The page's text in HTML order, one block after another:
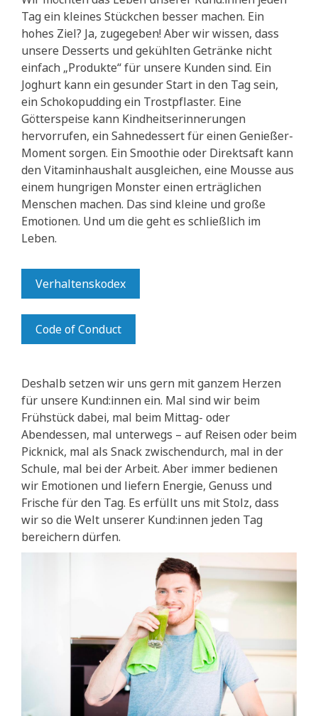
Tag ein kleines Stückchen besser machen. Ein
hohes Ziel? Ja, zugegeben! Aber wir wissen, dass
unsere Desserts und gekühlten Getränke nicht
einfach „Produkte“ für unsere Kunden sind. Ein
Joghurt kann ein gesunder Start in den Tag sein,
ein Schokopudding ein Trostpflaster. Eine
Götterspeise kann Kindheitserinnerungen
hervorrufen, ein Sahnedessert für einen Genießer-
Moment sorgen. Ein Smoothie oder Direktsaft kann
den Vitaminhaushalt ausgleichen, eine Mousse aus
einem hungrigen Monster einen erträglichen
Menschen machen. Das sind kleine und große
Emotionen. Und um die geht es schließlich im
Leben.
Verhaltenskodex
Code of Conduct
Deshalb setzen wir uns gern mit ganzem Herzen
für unsere Kund:innen ein. Mal sind wir beim
Frühstück dabei, mal beim Mittag- oder
Abendessen, mal unterwegs – auf Reisen oder beim
Picknick, mal als Snack zwischendurch, mal in der
Schule, mal bei der Arbeit. Aber immer bedienen
wir Emotionen und liefern Energie, Genuss und
Frische für den Tag. Es erfüllt uns mit Stolz, dass
wir so die Welt unserer Kund:innen jeden Tag
bereichern dürfen.